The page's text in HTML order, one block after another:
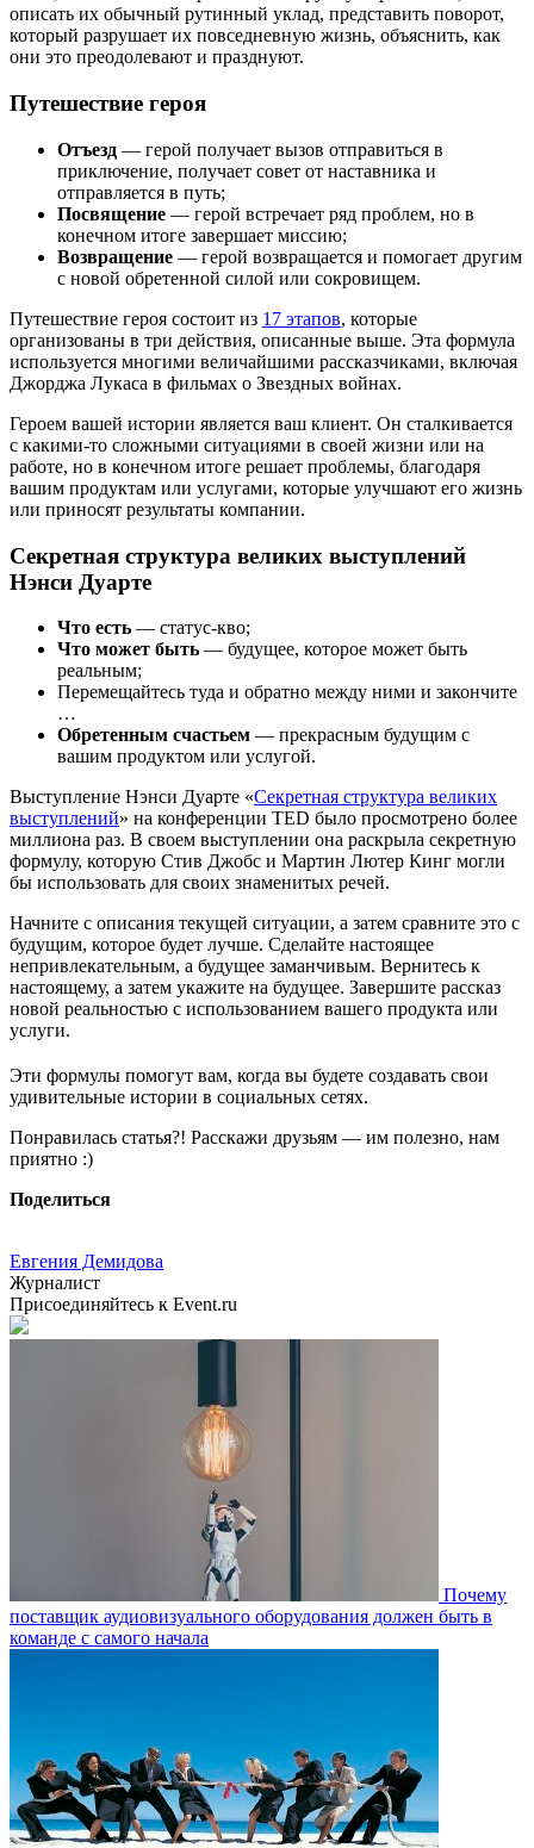
описать их обычный рутинный уклад, представить поворот,
который разрушает их повседневную жизнь, объяснить, как
они это преодолевают и празднуют.
Путешествие героя
Отъезд — герой получает вызов отправиться в
приключение, получает совет от наставника и
отправляется в путь;
Посвящение — герой встречает ряд проблем, но в
конечном итоге завершает миссию;
Возвращение — герой возвращается и помогает другим
с новой обретенной силой или сокровищем.
Путешествие героя состоит из 17 этапов, которые
организованы в три действия, описанные выше. Эта формула
используется многими величайшими рассказчиками, включая
Джорджа Лукаса в фильмах о Звездных войнах.
Героем вашей истории является ваш клиент. Он сталкивается
с какими-то сложными ситуациями в своей жизни или на
работе, но в конечном итоге решает проблемы, благодаря
вашим продуктам или услугами, которые улучшают его жизнь
или приносят результаты компании.
Секретная структура великих выступлений
Нэнси Дуарте
Что есть — статус-кво;
Что может быть — будущее, которое может быть
реальным;
Перемещайтесь туда и обратно между ними и закончите
…
Обретенным счастьем — прекрасным будущим с
вашим продуктом или услугой.
Выступление Нэнси Дуарте «Секретная структура великих
выступлений» на конференции TED было просмотрено более
миллиона раз. В своем выступлении она раскрыла секретную
формулу, которую Стив Джобс и Мартин Лютер Кинг могли
бы использовать для своих знаменитых речей.
Начните с описания текущей ситуации, а затем сравните это с
будущим, которое будет лучше. Сделайте настоящее
непривлекательным, а будущее заманчивым. Вернитесь к
настоящему, а затем укажите на будущее. Завершите рассказ
новой реальностью с использованием вашего продукта или
услуги.
Эти формулы помогут вам, когда вы будете создавать свои
удивительные истории в социальных сетях.
Понравилась статья?! Расскажи друзьям — им полезно, нам
приятно :)
Поделиться
Евгения Демидова
Журналист
Присоединяйтесь к Event.ru
Почему
поставщик аудиовизуального оборудования должен быть в
команде с самого начала